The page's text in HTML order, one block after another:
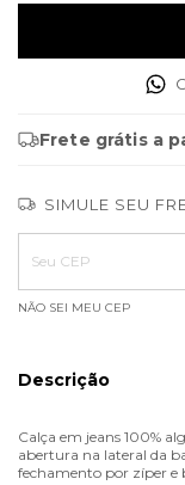
Frete grátis a
SIMULE SEU
Entregas para o CEP:
NÃO SEI MEU CEP
Descrição
Calça em jeans 100%
abertura na lateral da
fechamento por zíper e